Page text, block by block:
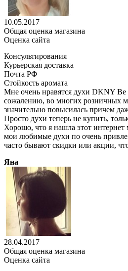
10.05.2017
Общая оценка магазина
Оценка сайта
Консультирования
Курьерская доставка
Почта РФ
Стойкость аромата
Мне очень нравятся духи DKNY
сожалению, во многих розничных
значительно повысилась причем
Просто духи теперь не купить,
Хорошо, что я нашла этот интернет
мои любимые духи по очень
часто бывают скидки или акции,
Яна
28.04.2017
Общая оценка магазина
Оценка сайта